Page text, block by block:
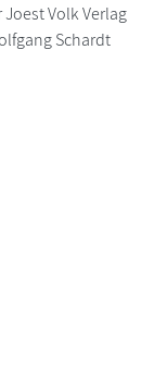
Joest Volk Verlag
Schardt